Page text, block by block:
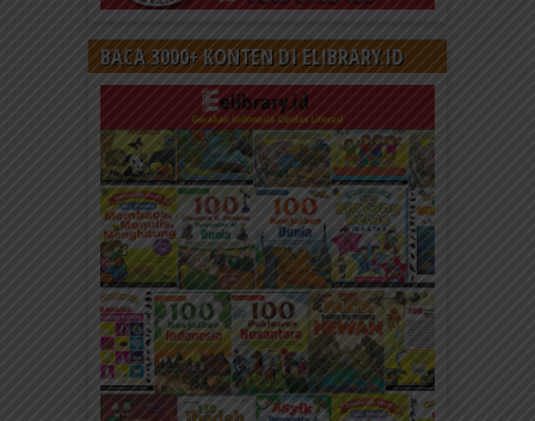
BACA 3000+ KONTEN DI ELIBRARY.ID